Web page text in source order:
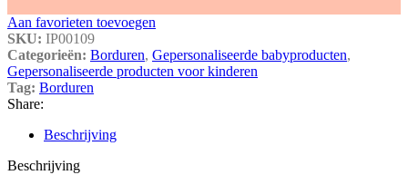
Aan favorieten toevoegen
SKU: IP00109
Categorieën: Borduren, Gepersonaliseerde babyproducten,
Gepersonaliseerde producten voor kinderen
Tag: Borduren
Share:
Beschrijving
Beschrijving